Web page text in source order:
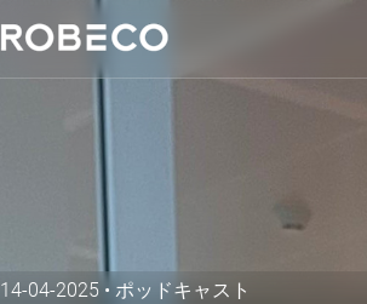
14-04-2025 • ポッドキャスト